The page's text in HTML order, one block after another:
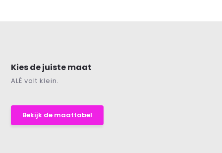
Kies de juiste maat
ALÉ valt klein.
Bekijk de maattabel